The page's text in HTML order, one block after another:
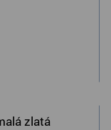
zlatá